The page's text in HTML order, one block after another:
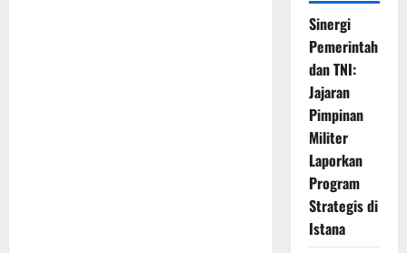
Sinergi
Pemerintah
dan TNI:
Jajaran
Pimpinan
Militer
Laporkan
Program
Strategis di
Istana